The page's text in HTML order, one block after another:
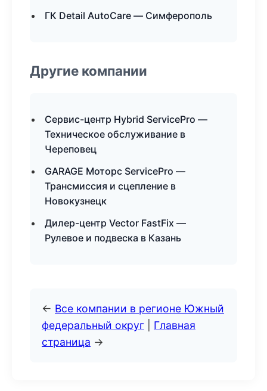
ГК Detail AutoCare — Симферополь
Другие компании
Сервис-центр Hybrid ServicePro —
Техническое обслуживание в
Череповец
GARAGE Моторс ServicePro —
Трансмиссия и сцепление в
Новокузнецк
Дилер-центр Vector FastFix —
Рулевое и подвеска в Казань
← Все компании в регионе Южный
федеральный округ
Главная
страница →